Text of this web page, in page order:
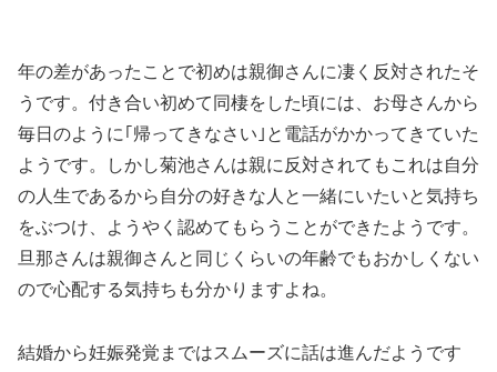
年の差があったことで初めは親御さんに凄く反対されたそ
うです。付き合い初めて同棲をした頃には、お母さんから
毎日のように｢帰ってきなさい｣と電話がかかってきていた
ようです。しかし菊池さんは親に反対されてもこれは自分
の人生であるから自分の好きな人と一緒にいたいと気持ち
をぶつけ、ようやく認めてもらうことができたようです。
旦那さんは親御さんと同じくらいの年齢でもおかしくない
ので心配する気持ちも分かりますよね。
結婚から妊娠発覚まではスムーズに話は進んだようです